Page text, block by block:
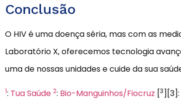
Conclusão
O HIV é uma doença séria, mas com as
Laboratório X, oferecemos tecnologia
uma de nossas unidades e cuide da sua
1: Tua Saúde 2: Bio-Manguinhos/Fiocruz [3][3]: